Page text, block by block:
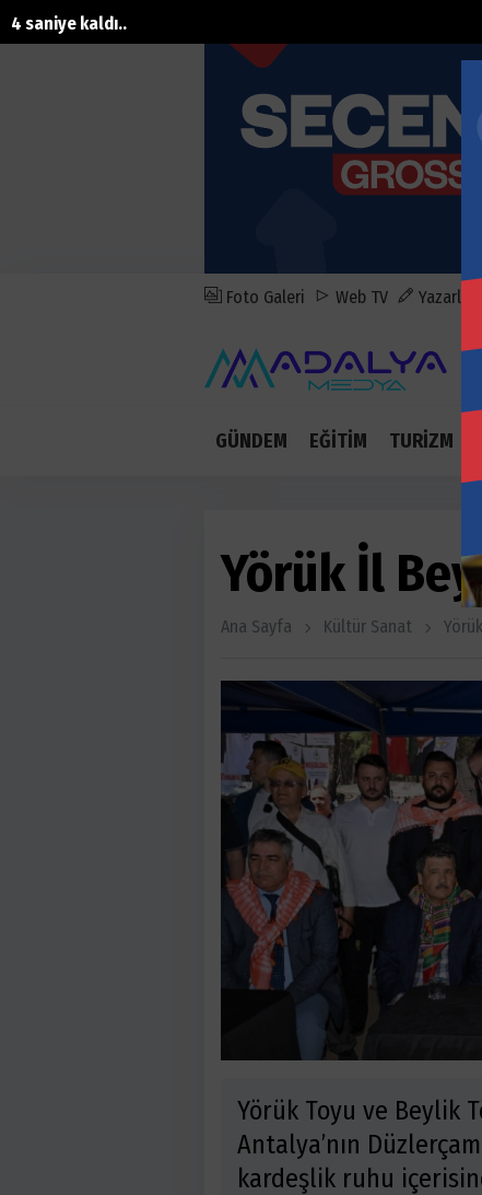
2 saniye kaldı..
Foto Galeri Web TV Yazarlar
GÜNDEM EĞİTİM TURİZM
Yörük İl
Ana Sayfa Kültür Sanat
Yörük Toyu ve Beylik
Antalya’nın
kardeşlik ruhu